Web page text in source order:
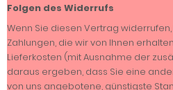
Folgen des Widerrufs
Wenn Sie diesen Vertrag
Zahlungen, die wir von Ihnen
Lieferkosten (mit Ausnahme der
daraus ergeben, dass Sie eine
von uns angebotene, günstigste